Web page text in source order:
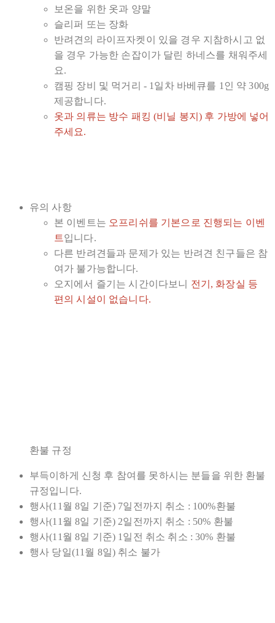
보온을 위한 옷과 양말
슬리퍼 또는 장화
반려견의 라이프자켓이 있을 경우 지참하시고 없
을 경우 가능한 손잡이가 달린 하네스를 채워주세
요.
캠핑 장비 및 먹거리 - 1일차 바베큐를 1인 약 300g
제공합니다.
옷과 의류는 방수 패킹 (비닐 봉지) 후 가방에 넣어
주세요.
유의 사항
본 이벤트는 오프리쉬를 기본으로 진행되는 이벤
트입니다.
다른 반려견들과 문제가 있는 반려견 친구들은 참
여가 불가능합니다.
오지에서 즐기는 시간이다보니 전기, 화장실 등
편의 시설이 없습니다.
환불 규정
부득이하게 신청 후 참여를 못하시는 분들을 위한 환불
규정입니다.
행사(11월 8일 기준) 7일전까지 취소 : 100%환불
행사(11월 8일 기준) 2일전까지 취소 : 50% 환불
행사(11월 8일 기준) 1일전 취소 취소 : 30% 환불
행사 당일(11월 8일) 취소 불가